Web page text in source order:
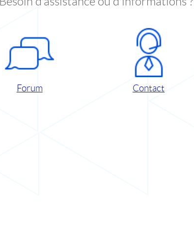
Forum Contact